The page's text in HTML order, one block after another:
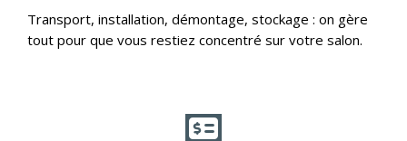
Transport, installation, démontage, stockage : on gère
tout pour que vous restiez concentré sur votre salon.